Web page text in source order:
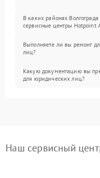
В каких районах Волгограда
сервисные центры Hotpoint
Выполняете ли вы ремонт
лиц?
Какую документацию вы
для юридических лиц?
Наш сервисный